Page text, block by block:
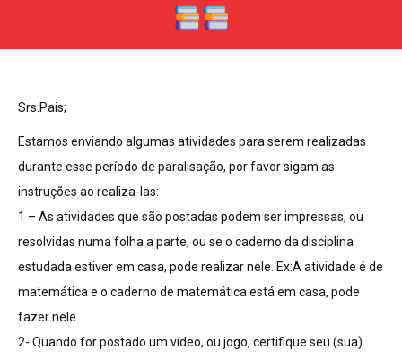
Srs.Pais;
Estamos enviando algumas atividades para serem realizadas
durante esse período de paralisação, por favor sigam as
instruções ao realiza-las:
1 – As atividades que são postadas podem ser impressas, ou
resolvidas numa folha a parte, ou se o caderno da disciplina
estudada estiver em casa, pode realizar nele. Ex:A atividade é de
matemática e o caderno de matemática está em casa, pode
fazer nele.
2- Quando for postado um vídeo, ou jogo, certifique seu (sua)